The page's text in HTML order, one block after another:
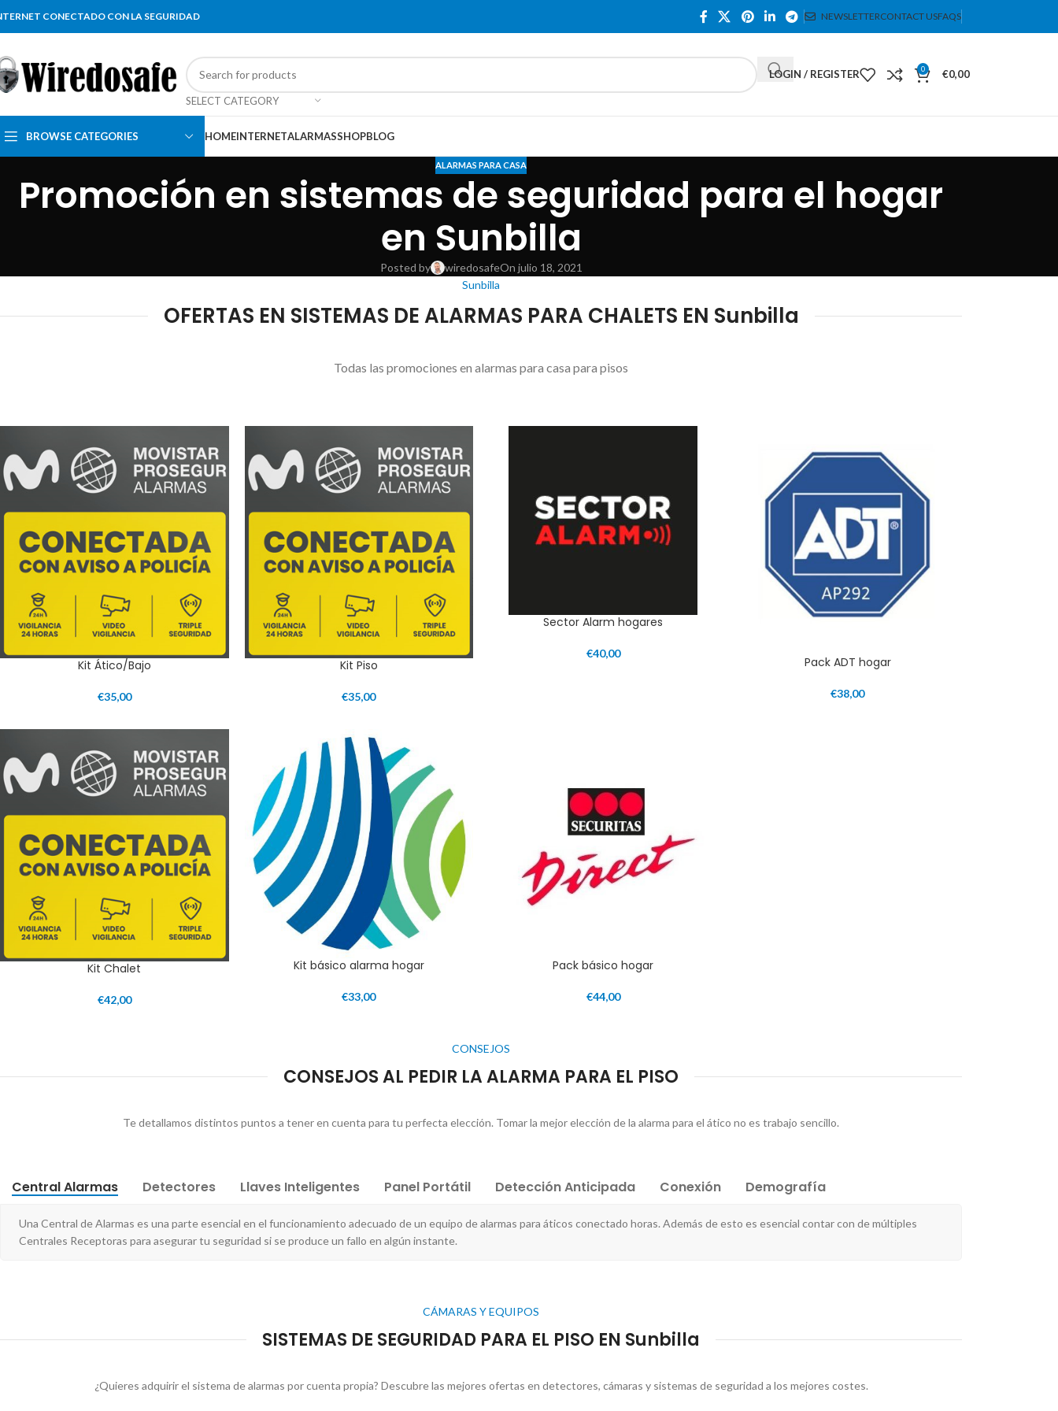
CONECTADO CON LA SEGURIDAD NEWSLETTERCONTACT USFAQS
SELECT CATEGORY
LOGIN / REGISTER 0 €0,00
BROWSE CATEGORIES HOMEINTERNETALARMASSHOPBLOG
ALARMAS PARA CASA
Promoción en sistemas de seguridad para el hogar
en Sunbilla
Posted by wiredosafeOn julio 18, 2021
Sunbilla
OFERTAS EN SISTEMAS DE ALARMAS PARA CHALETS EN Sunbilla
Todas las promociones en alarmas para casa para pisos
Kit Ático/Bajo
€35,00
Kit Piso
€35,00
Sector Alarm hogares
€40,00
Pack ADT hogar
€38,00
Kit Chalet
€42,00
Kit básico alarma hogar
€33,00
Pack básico hogar
€44,00
CONSEJOS
CONSEJOS AL PEDIR LA ALARMA PARA EL PISO
Te detallamos distintos puntos a tener en cuenta para tu perfecta elección. Tomar la mejor elección de la alarma para el ático no es trabajo sencillo.
Central Alarmas Detectores Llaves Inteligentes Panel Portátil Detección Anticipada Conexión Demografía
Una Central de Alarmas es una parte esencial en el funcionamiento adecuado de un equipo de alarmas para áticos conectado horas. Además de esto es esencial contar con de múltiples
Centrales Receptoras para asegurar tu seguridad si se produce un fallo en algún instante.
CÁMARAS Y EQUIPOS
SISTEMAS DE SEGURIDAD PARA EL PISO EN Sunbilla
¿Quieres adquirir el sistema de alarmas por cuenta propia? Descubre las mejores ofertas en detectores, cámaras y sistemas de seguridad a los mejores costes.